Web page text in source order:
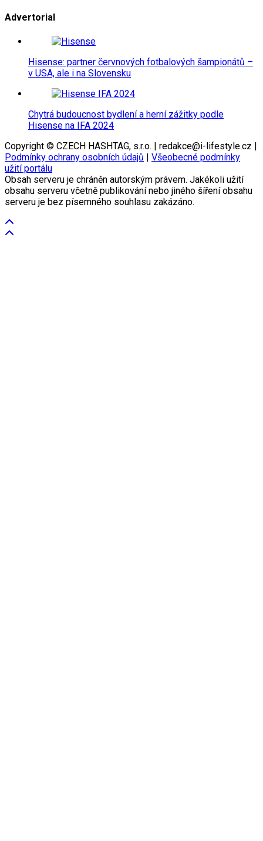
Advertorial
Hisense: partner červnových fotbalových šampionátů –
v USA, ale i na Slovensku
Chytrá budoucnost bydlení a herní zážitky podle
Hisense na IFA 2024
Copyright © CZECH HASHTAG, s.r.o. | redakce@i-lifestyle.cz |
Podmínky ochrany osobních údajů | Všeobecné podmínky
užití portálu
Obsah serveru je chráněn autorským právem. Jakékoli užití
obsahu serveru včetně publikování nebo jiného šíření obsahu
serveru je bez písemného souhlasu zakázáno.